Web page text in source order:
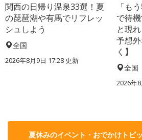
関西の日帰り温泉33選！夏
の琵琶湖や有馬でリフレッ
シュしよう
全国
2026年8月9日 17:28更新
「も
で待
と現
予想
く】
全国
2026年
夏休みのイベント・おでかけトピ